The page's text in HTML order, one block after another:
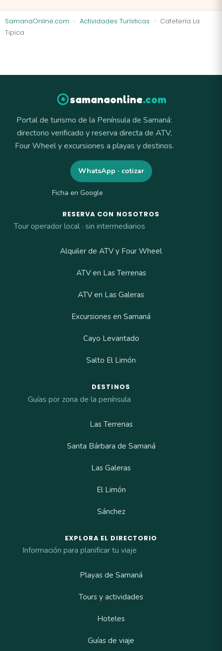
SamanaOnline.com Actividades Turísticas
Cafetería La
Tipica
samanaonline.com
Portal de turismo de la Península de Samaná:
directorio verificado y reserva directa de ATV,
Four Wheel y excursiones a playas y destinos.
WhatsApp · cotizar
Ficha en Google
RESERVA CON NOSOTROS
Tour operador local · sin intermediarios
Alquiler de ATV y Four Wheel
ATV en Las Terrenas
ATV en Las Galeras
Excursiones en Samaná
Cayo Levantado
Salto El Limón
DESTINOS
Guías por zona de la península
Las Terrenas
Santa Bárbara de Samaná
Las Galeras
El Limón
Sánchez
EXPLORA EL DIRECTORIO
Información para planificar tu viaje
Playas de Samaná
Tours y actividades
Hoteles
Guías de viaje